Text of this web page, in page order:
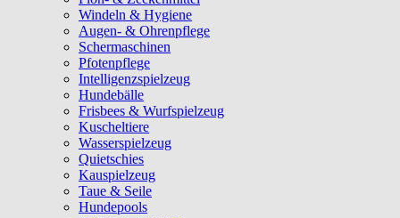
Windeln & Hygiene
Augen- & Ohrenpflege
Schermaschinen
Pfotenpflege
Intelligenzspielzeug
Hundebälle
Frisbees & Wurfspielzeug
Kuscheltiere
Wasserspielzeug
Quietschies
Kauspielzeug
Taue & Seile
Hundepools